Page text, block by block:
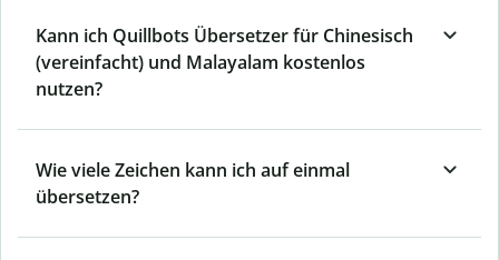
Kann ich Quillbots Übersetzer für Chinesisch
(vereinfacht) und Malayalam kostenlos
nutzen?
Wie viele Zeichen kann ich auf einmal
übersetzen?